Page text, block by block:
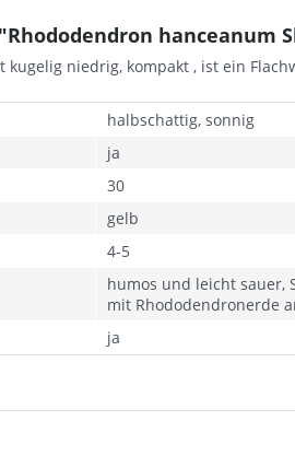
hanceanum
niedrig, kompakt , ist ein
halbschattig, sonnig
ja
30
gelb
4-5
humos und leicht sauer,
mit Rhododendronerde
ja